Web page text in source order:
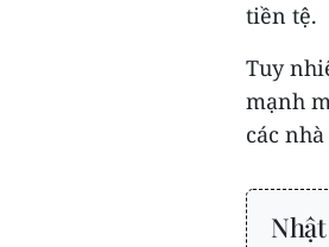
tiền tệ.
Tuy
mạnh
các